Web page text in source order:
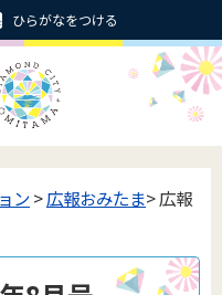
ひらがなをつける
ン>広報おみたま> 広報